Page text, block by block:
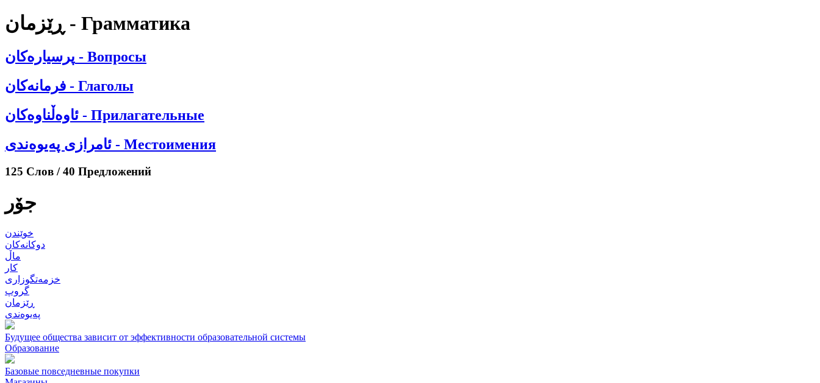
ڕێزمان - Грамматика
پرسیارەکان - Вопросы
فرمانەکان - Глаголы
ئاوەڵناوەکان - Прилагательные
ئامرازی پەیوەندی - Местоимения
125 Слов / 40 Предложений
جۆر
خوێندن
دوکانەکان
ماڵ
کار
خزمەتگوزاری
گروپ
ڕێزمان
پەیوەندی
Будущее общества зависит от эффективности образовательной системы
Образование
Базовые повседневные покупки